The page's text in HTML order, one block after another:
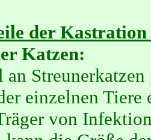
der
Katzen:
an
einzelnen
von